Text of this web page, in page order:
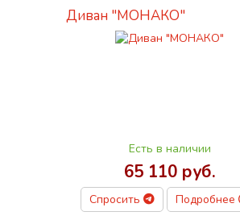
Диван "МОНАКО"
Есть в наличии
65 110 руб.
Спросить Подробнее